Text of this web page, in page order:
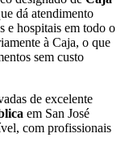
dá atendimento
e hospitais em todo o
à Caja, o que
sem custo
de excelente
em San José
com profissionais